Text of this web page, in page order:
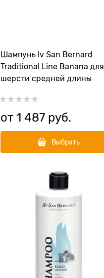
Шампунь Iv San Bernard
Traditional Line Banana для
шерсти средней длины
от 1 487 руб.
Выбрать